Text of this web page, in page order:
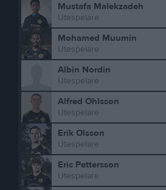
Mustafa Malekzadeh
Utespelare
Mohamed Muumin
Utespelare
Albin Nordin
Utespelare
Alfred Ohlsson
Utespelare
Erik Olsson
Utespelare
Eric Pettersson
Utespelare